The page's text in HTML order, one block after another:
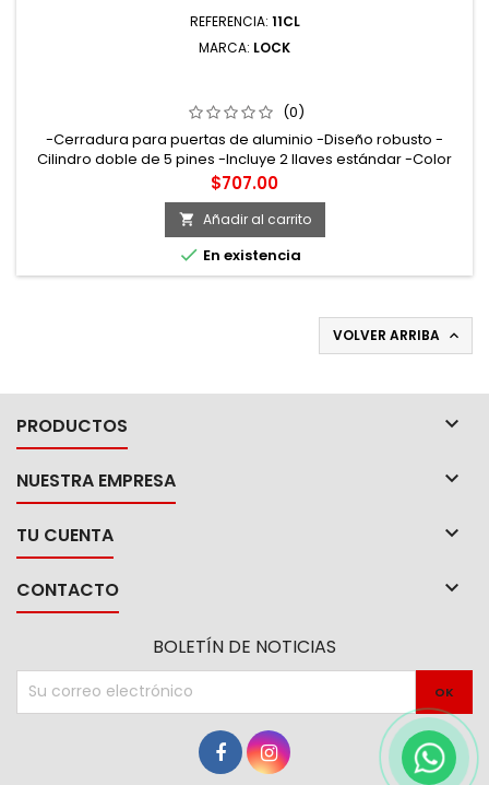
REFERENCIA: 11CL
MARCA: LOCK
(0)
-Cerradura para puertas de aluminio -Diseño robusto -
Cilindro doble de 5 pines -Incluye 2 llaves estándar -Color
negro
Precio
$707.00
 Añadir al carrito
 En existencia
VOLVER ARRIBA 
PRODUCTOS 
NUESTRA EMPRESA 
TU CUENTA 
CONTACTO 
BOLETÍN DE NOTICIAS